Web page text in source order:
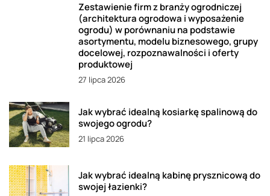
Zestawienie firm z branży ogrodniczej
(architektura ogrodowa i wyposażenie
ogrodu) w porównaniu na podstawie
asortymentu, modelu biznesowego, grupy
docelowej, rozpoznawalności i oferty
produktowej
27 lipca 2026
Jak wybrać idealną kosiarkę spalinową do
swojego ogrodu?
21 lipca 2026
Jak wybrać idealną kabinę prysznicową do
swojej łazienki?